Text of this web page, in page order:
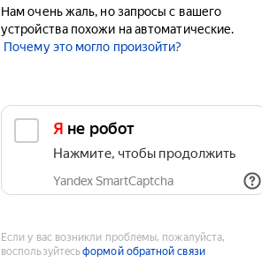
Нам очень жаль, но запросы с вашего
устройства похожи на автоматические.
Почему это могло произойти?
Я не робот
Нажмите, чтобы продолжить
Yandex SmartCaptcha
Если у вас возникли проблемы, пожалуйста,
воспользуйтесьформой обратной связи